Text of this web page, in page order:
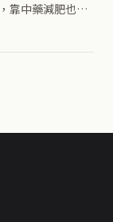
靠中藥減肥也會
效又不需要挨